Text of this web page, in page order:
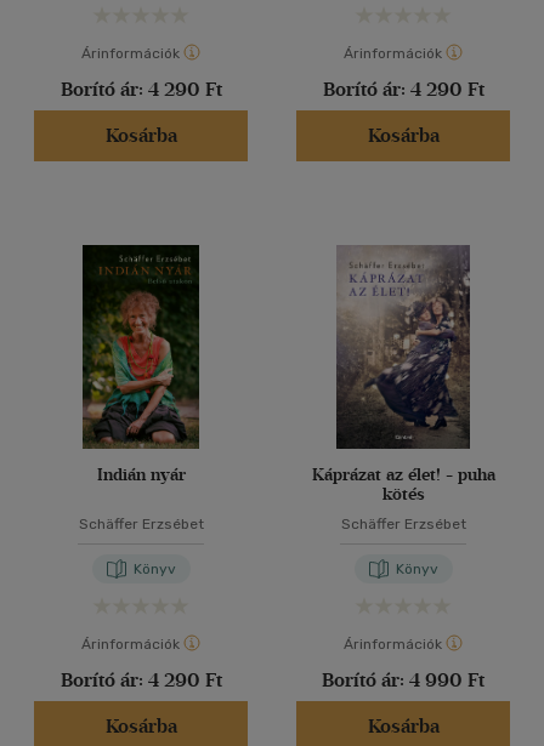
Árinformációk
Borító ár: 4 290 Ft
Kosárba
Árinformációk
Borító ár: 4 290 Ft
Kosárba
Indián nyár
Schäffer Erzsébet
Könyv
Árinformációk
Borító ár: 4 290 Ft
Kosárba
Káprázat az élet! - puha
kötés
Schäffer Erzsébet
Könyv
Árinformációk
Borító ár: 4 990 Ft
Kosárba